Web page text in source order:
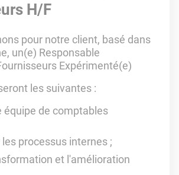
H/F
pour notre client, basé dans
un(e) Responsable
Expérimenté(e)
les suivantes :
équipe de comptables
processus internes ;
et l'amélioration